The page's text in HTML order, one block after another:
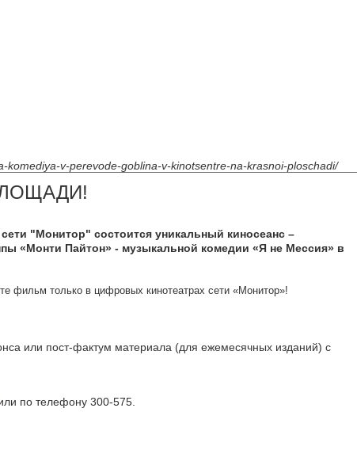
komediya-v-perevode-goblina-v-kinotsentre-na-krasnoi-ploschadi/
"Монитор" состоится уникальный киносеанс –
«Монти Пайтон» - музыкальной комедии «Я не Мессия» в
фильм только в цифровых кинотеатрах сети «Монитор»!
пост-фактум материала (для ежемесячных изданий) с
по телефону 300-575.